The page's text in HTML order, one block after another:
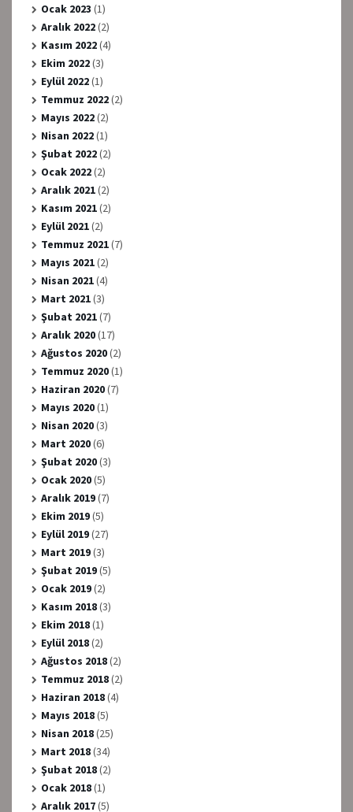
Ocak 2023 (1)
Aralık 2022(2)
Kasım 2022(4)
Ekim 2022(3)
Eylül 2022(1)
Temmuz 2022(2)
Mayıs 2022(2)
Nisan 2022(1)
Şubat 2022(2)
Ocak 2022(2)
Aralık 2021(2)
Kasım 2021(2)
Eylül 2021(2)
Temmuz 2021(7)
Mayıs 2021(2)
Nisan 2021(4)
Mart 2021(3)
Şubat 2021(7)
Aralık 2020(17)
Ağustos 2020(2)
Temmuz 2020(1)
Haziran 2020(7)
Mayıs 2020(1)
Nisan 2020(3)
Mart 2020(6)
Şubat 2020(3)
Ocak 2020(5)
Aralık 2019(7)
Ekim 2019(5)
Eylül 2019(27)
Mart 2019(3)
Şubat 2019(5)
Ocak 2019(2)
Kasım 2018(3)
Ekim 2018(1)
Eylül 2018(2)
Ağustos 2018(2)
Temmuz 2018(2)
Haziran 2018(4)
Mayıs 2018(5)
Nisan 2018(25)
Mart 2018(34)
Şubat 2018(2)
Ocak 2018(1)
Aralık 2017(5)